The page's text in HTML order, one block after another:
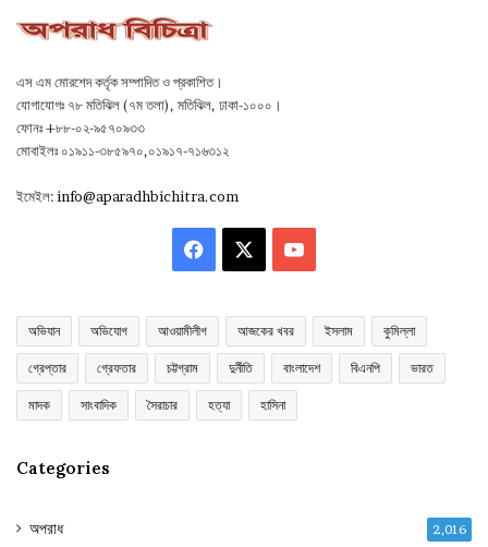
এস এম মোরশেদ কর্তৃক সম্পাদিত ও প্রকাশিত।
যোগাযোগঃ ৭৮ মতিঝিল (৭ম তলা), মতিঝিল, ঢাকা-১০০০।
ফোনঃ +৮৮-০২-৯৫৭০৯৩৩
মোবাইলঃ ০১৯১১-৩৮৫৯৭০,০১৯১৭-৭১৬৩১২
ইমেইল:info@aparadhbichitra.com
Facebook YouTube
অভিযান অভিযোগ আওয়ামীলীগ আজকের খবর ইসলাম কুমিল্লা
গ্রেপ্তার গ্রেফতার চট্টগ্রাম দুর্নীতি বাংলাদেশ বিএনপি ভারত
মাদক সাংবাদিক সৈরাচার হত্যা হাসিনা
Categories
অপরাধ 2,016